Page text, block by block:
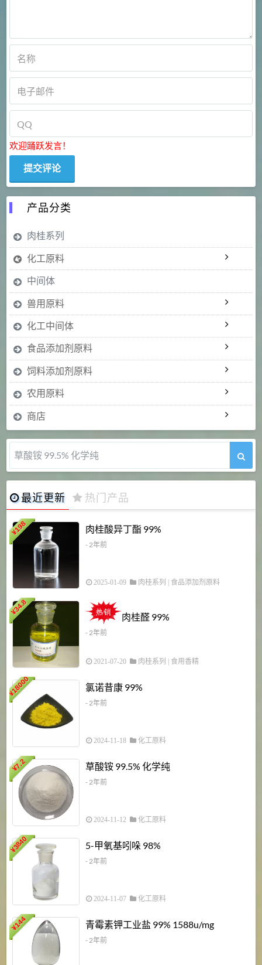
欢迎踊跃发言！
产品分类
肉桂系列
化工原料
中间体
兽用原料
化工中间体
食品添加剂原料
饲料添加剂原料
农用原料
商店
5-甲氧基吲哚 98%
最近更新 热门产品
¥
198 肉桂酸异丁酯 99%
- 2年前
2025-01-09 肉桂系列 食品添加剂原料
¥
34.8
肉桂醛 99%
- 2年前
2021-07-20 肉桂系列 食用香精
¥
18000 氯诺昔康 99%
- 2年前
2024-11-18 化工原料
¥
7.2 草酸铵 99.5% 化学纯
- 2年前
2024-11-12 化工原料
¥
3840 5-甲氧基吲哚 98%
- 2年前
2024-11-07 化工原料
¥
144 青霉素钾工业盐 99% 1588u/mg
- 2年前